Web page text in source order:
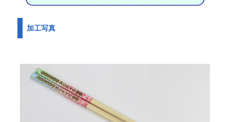
加工写真